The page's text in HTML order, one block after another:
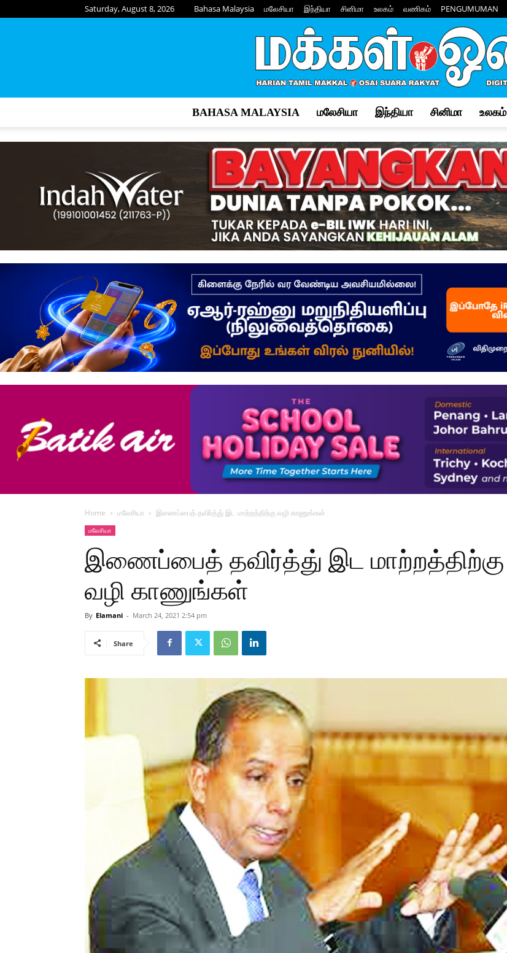
Saturday, August 8, 2026 Bahasa Malaysia மலேசியா இந்தியா சினிமா உலகம் வணிகம் PENGUMUMAN
Osai
–
மக்கள்
BAHASA MALAYSIA மலேசியா இந்தியா சினிமா உலகம்
Home மலேசியா இணைப்பைத் தவிர்த்து் இட மாற்றத்திற்கு வழி காணுங்கள்
மலேசியா
இணைப்பைத் தவிர்த்து் இட மாற்றத்திற்கு
வழி காணுங்கள்
By Elamani - March 24, 2021 2:54 pm
Share